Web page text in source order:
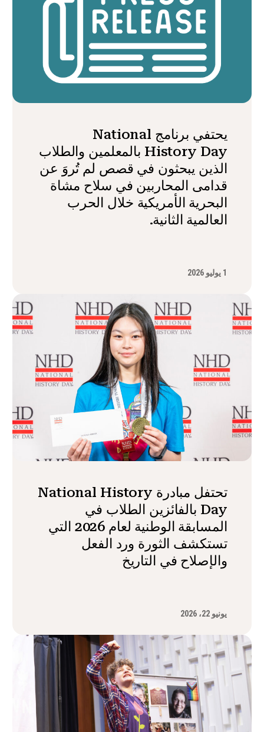
يحتفي برنامج National
History Day بالمعلمين والطلاب
الذين يبحثون في قصص لم تُروَ عن
قدامى المحاربين في سلاح مشاة
البحرية الأمريكية خلال الحرب
العالمية الثانية.
1 يوليو 2026
تحتفل مبادرة National History
Day بالفائزين الطلاب في
المسابقة الوطنية لعام 2026 التي
تستكشف الثورة ورد الفعل
والإصلاح في التاريخ
يونيو 22، 2026